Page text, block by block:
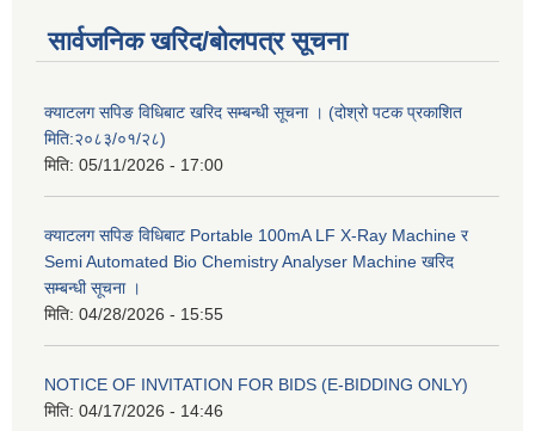
सार्वजनिक खरिद/बोलपत्र सूचना
क्याटलग सपिङ विधिबाट खरिद सम्बन्धी सूचना । (दोश्रो पटक प्रकाशित
मिति:२०८३/०१/२८)
मिति: 05/11/2026 - 17:00
क्याटलग सपिङ विधिबाट Portable 100mA LF X-Ray Machine र
Semi Automated Bio Chemistry Analyser Machine खरिद
सम्बन्धी सूचना ।
मिति: 04/28/2026 - 15:55
NOTICE OF INVITATION FOR BIDS (E-BIDDING ONLY)
मिति: 04/17/2026 - 14:46